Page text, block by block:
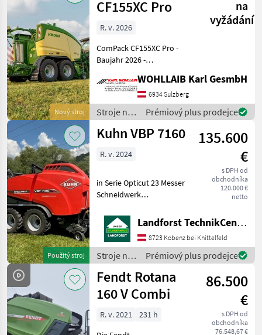
Nový stroj
CF155XC Pro
na
vyžádání
R. v. 2026
ComPack CF155XC Pro -
Baujahr 2026 -
Obenanhängung - 26
Messer Schneidwerk mit
Einzelmessersicherung -
Netz- und Folienbindung i
WOHLLAIB Karl GesmbH
6934 Sulzberg
Stroje na
zber
objemových
Krone
Prémiový plus prodejce
Použitý stroj
Kuhn VBP 7160
135.600
€
s DPH od
obchodníka
120.000 €
netto
R. v. 2024
in Serie Opticut 23 Messer
Schneidwerk
Wickelsystem
Rotorverlängerungsplatte
Ballenführung für
Laderaum schwenkbare
Pick-Up Tasträder K80 Zugö
Landforst TechnikCenter Knittelfeld
8723 Kobenz bei Knittelfeld
Stroje na
zber
objemových
krmív /
Kuhn
Prémiový plus prodejce
Fendt Rotana
160 V Combi
86.500
€
s DPH od
obchodníka
76.548,67 €
R. v. 2021
231 h